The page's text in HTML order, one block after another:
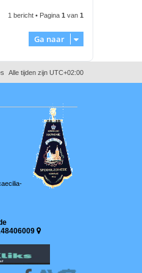
1 bericht • Pagina 1 van 1
Ga naar
Alle tijden zijn UTC+02:00